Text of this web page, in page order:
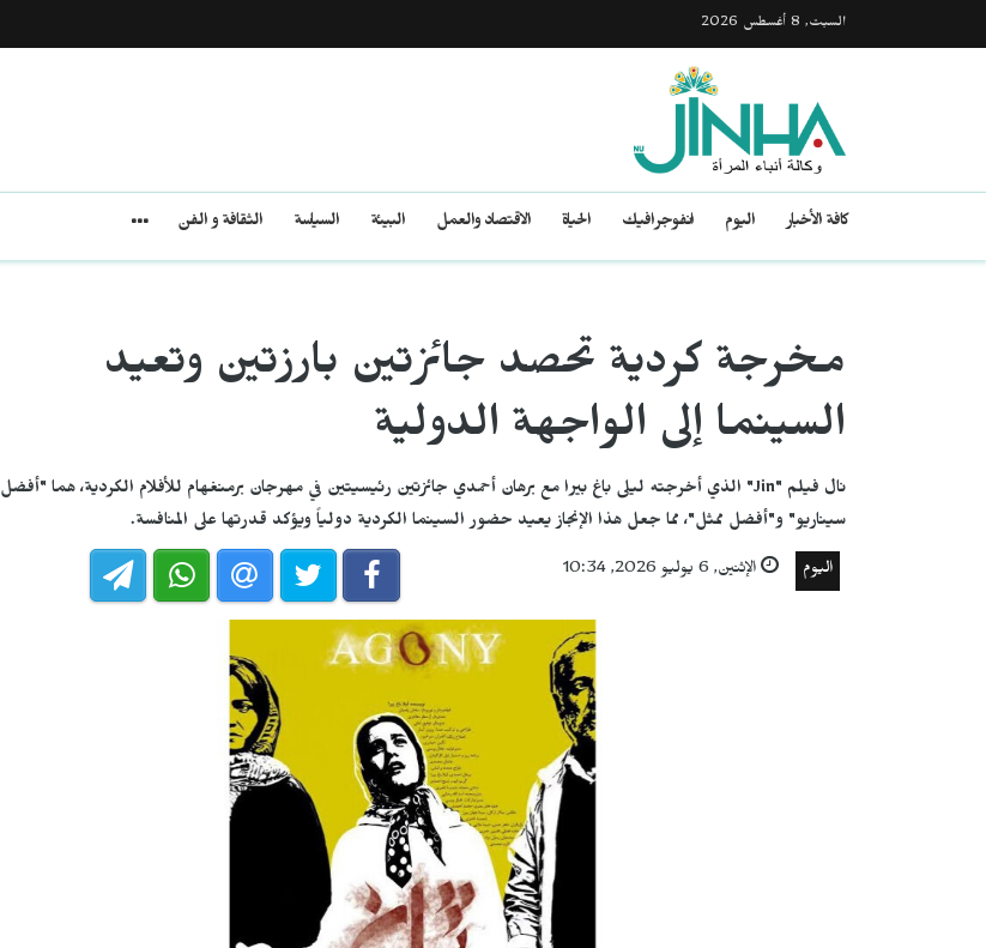
السبت, 8 أغسطس 2026
كافة الأخبار اليوم انفوجرافيك الحياة الاقتصاد والعمل البيئة السياسة الثقافة و الفن
مخرجة كردية تحصد جائزتين بارزتين وتعيد
السينما إلى الواجهة الدولية
نال فيلم "Jin" الذي أخرجته ليلى باغ بيرا مع برهان أحمدي جائزتين رئيسيتين في مهرجان برمنغهام للأفلام الكردية، هما "أفضل
سيناريو" و"أفضل ممثل"، مما جعل هذا الإنجاز يعيد حضور السينما الكردية دولياً ويؤكد قدرتها على المنافسة.
اليوم الإثنين, 6 يوليو 2026, 10:34